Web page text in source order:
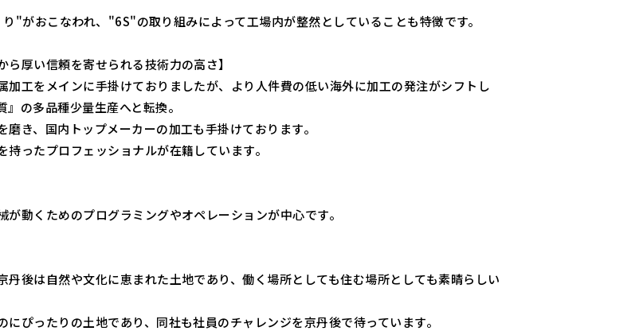
"がおこなわれ、"6S"の取り組みによって工場内が整然としていることも特徴です。
ら厚い信頼を寄せられる技術力の高さ】
加工をメインに手掛けておりましたが、より人件費の低い海外に加工の発注がシフトし
の多品種少量生産へと転換。
磨き、国内トップメーカーの加工も手掛けております。
持ったプロフェッショナルが在籍しています。
が動くためのプログラミングやオペレーションが中心です。
丹後は自然や文化に恵まれた土地であり、働く場所としても住む場所としても素晴らしい
にぴったりの土地であり、同社も社員のチャレンジを京丹後で待っています。